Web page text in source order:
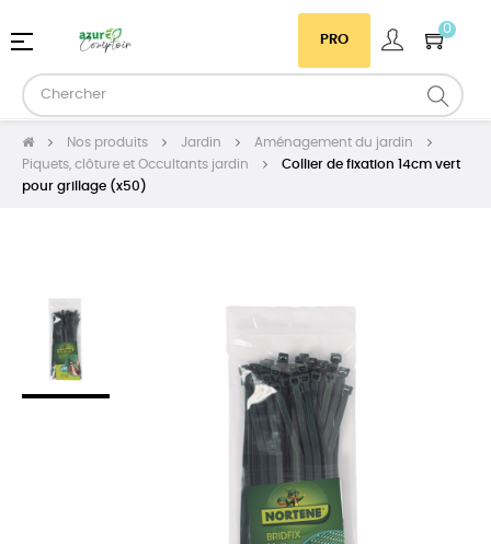
PRO
0
Basculer
navigation
☰
Nos produits Jardin
Aménagement du jardin
Piquets, clôture et Occultants jardin
Collier de fixation 14cm vert
pour grillage (x50)